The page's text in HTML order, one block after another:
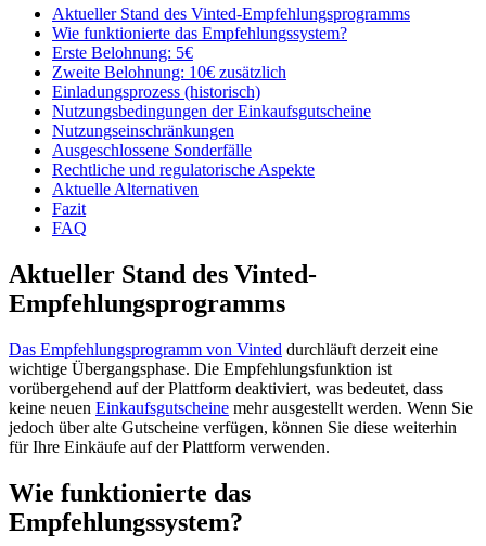
Aktueller Stand des Vinted-Empfehlungsprogramms
Wie funktionierte das Empfehlungssystem?
Erste Belohnung: 5€
Zweite Belohnung: 10€ zusätzlich
Einladungsprozess (historisch)
Nutzungsbedingungen der Einkaufsgutscheine
Nutzungseinschränkungen
Ausgeschlossene Sonderfälle
Rechtliche und regulatorische Aspekte
Aktuelle Alternativen
Fazit
FAQ
Aktueller Stand des Vinted-
Empfehlungsprogramms
Das Empfehlungsprogramm von Vinted durchläuft derzeit eine
wichtige Übergangsphase. Die Empfehlungsfunktion ist
vorübergehend auf der Plattform deaktiviert, was bedeutet, dass
keine neuen Einkaufsgutscheine mehr ausgestellt werden. Wenn Sie
jedoch über alte Gutscheine verfügen, können Sie diese weiterhin
für Ihre Einkäufe auf der Plattform verwenden.
Wie funktionierte das
Empfehlungssystem?